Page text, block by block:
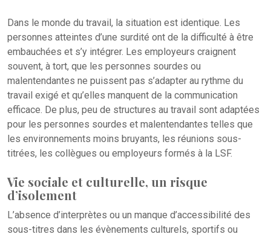
Dans le monde du travail, la situation est identique. Les
personnes atteintes d’une surdité ont de la difficulté à être
embauchées et s’y intégrer. Les employeurs craignent
souvent, à tort, que les personnes sourdes ou
malentendantes ne puissent pas s’adapter au rythme du
travail exigé et qu’elles manquent de la communication
efficace. De plus, peu de structures au travail sont adaptées
pour les personnes sourdes et malentendantes telles que
les environnements moins bruyants, les réunions sous-
titrées, les collègues ou employeurs formés à la LSF.
Vie sociale et culturelle, un risque
d’isolement
L’absence d’interprètes ou un manque d’accessibilité des
sous-titres dans les évènements culturels, sportifs ou